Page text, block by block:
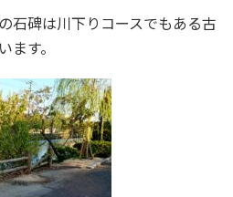
石碑は川下りコースでもある古
す。